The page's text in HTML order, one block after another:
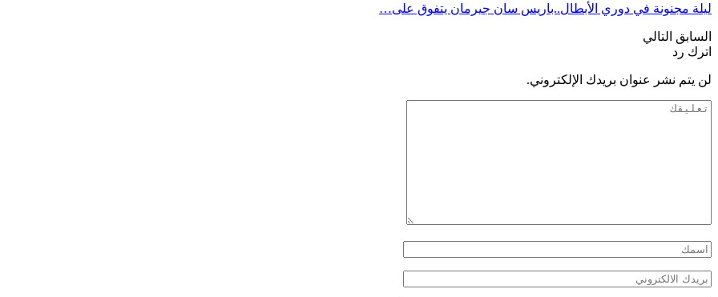
ليلة مجنونة في دوري الأبطال..باريس سان جيرمان يتفوق على…
السابق التالي
اترك رد
لن يتم نشر عنوان بريدك الإلكتروني.